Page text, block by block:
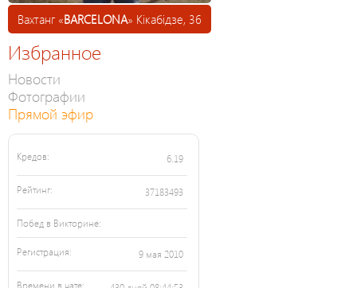
Вахтанг «BARCELONA» Кікабідзе, 36
Избранное
Новости
Фотографии
Прямой эфир
Кредов: 6.19
Рейтинг: 37183493
Побед в Викторине:
Регистрация: 9 мая 2010
Времени в чате: